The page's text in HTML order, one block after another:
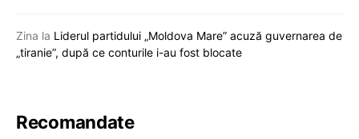
Zina la Liderul partidului „Moldova Mare” acuză guvernarea de
„tiranie”, după ce conturile i-au fost blocate
Recomandate